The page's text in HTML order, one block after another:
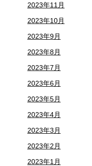
2023年11月
2023年10月
2023年9月
2023年8月
2023年7月
2023年6月
2023年5月
2023年4月
2023年3月
2023年2月
2023年1月